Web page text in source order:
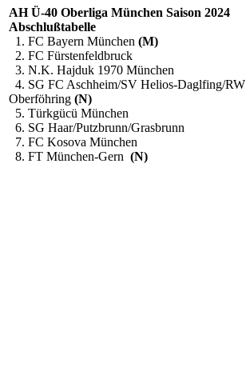
AH Ü-40 Oberliga München Saison 2024
Abschlußtabelle
1. FC Bayern München (M)
2. FC Fürstenfeldbruck
3. N.K. Hajduk 1970 München
4. SG FC Aschheim/SV Helios-Daglfing/RW
Oberföhring (N)
5. Türkgücü München
6. SG Haar/Putzbrunn/Grasbrunn
7. FC Kosova München
8. FT München-Gern (N)